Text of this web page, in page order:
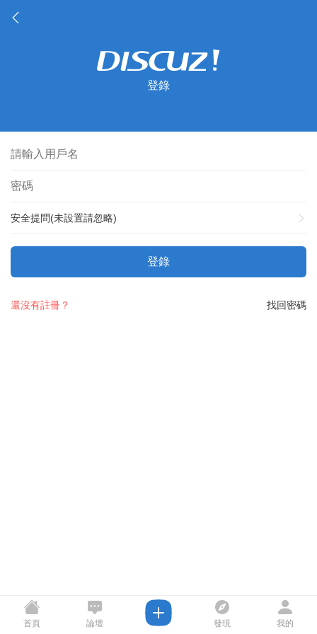
登錄
安全提問(未設置請忽略)
登錄
找回密碼
還沒有註冊？
首頁 論壇 發現 我的